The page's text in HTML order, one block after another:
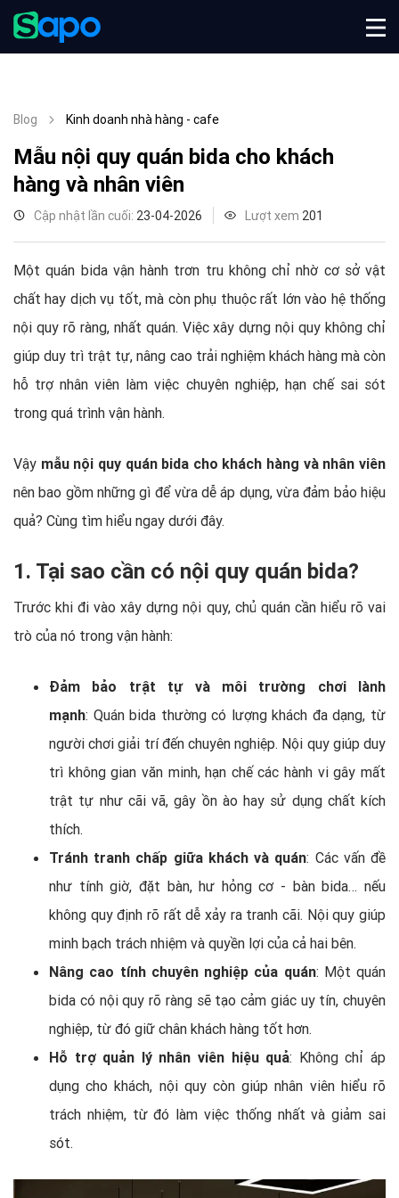
Blog Kinh doanh nhà hàng - cafe
Mẫu nội quy quán bida cho khách
hàng và nhân viên
Cập nhật lần cuối: 23-04-2026 Lượt xem 201
Một quán bida vận hành trơn tru không chỉ nhờ cơ sở vật
chất hay dịch vụ tốt, mà còn phụ thuộc rất lớn vào hệ thống
nội quy rõ ràng, nhất quán. Việc xây dựng nội quy không chỉ
giúp duy trì trật tự, nâng cao trải nghiệm khách hàng mà còn
hỗ trợ nhân viên làm việc chuyên nghiệp, hạn chế sai sót
trong quá trình vận hành.
Vậy mẫu nội quy quán bida cho khách hàng và nhân viên
nên bao gồm những gì để vừa dễ áp dụng, vừa đảm bảo hiệu
quả? Cùng tìm hiểu ngay dưới đây.
1. Tại sao cần có nội quy quán bida?
Trước khi đi vào xây dựng nội quy, chủ quán cần hiểu rõ vai
trò của nó trong vận hành:
Đảm bảo trật tự và môi trường chơi lành
mạnh: Quán bida thường có lượng khách đa dạng, từ
người chơi giải trí đến chuyên nghiệp. Nội quy giúp duy
trì không gian văn minh, hạn chế các hành vi gây mất
trật tự như cãi vã, gây ồn ào hay sử dụng chất kích
thích.
Tránh tranh chấp giữa khách và quán: Các vấn đề
như tính giờ, đặt bàn, hư hỏng cơ - bàn bida… nếu
không quy định rõ rất dễ xảy ra tranh cãi. Nội quy giúp
minh bạch trách nhiệm và quyền lợi của cả hai bên.
Nâng cao tính chuyên nghiệp của quán: Một quán
bida có nội quy rõ ràng sẽ tạo cảm giác uy tín, chuyên
nghiệp, từ đó giữ chân khách hàng tốt hơn.
Hỗ trợ quản lý nhân viên hiệu quả: Không chỉ áp
dụng cho khách, nội quy còn giúp nhân viên hiểu rõ
trách nhiệm, từ đó làm việc thống nhất và giảm sai
sót.